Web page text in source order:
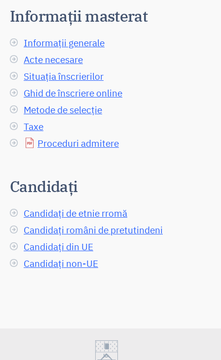
Informații masterat
Informații generale
Acte necesare
Situația înscrierilor
Ghid de înscriere online
Metode de selecție
Taxe
Proceduri admitere
Candidați
Candidați de etnie rromă
Candidați români de pretutindeni
Candidați din UE
Candidați non-UE